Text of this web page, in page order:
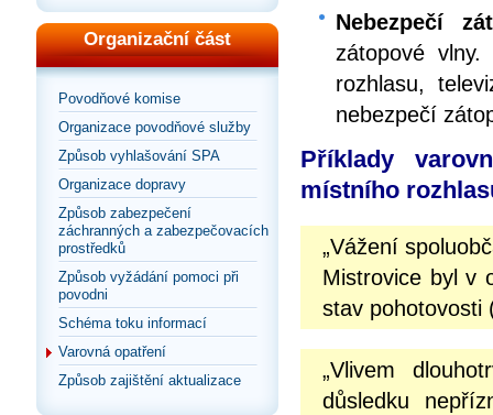
Organizační část
Povodňové komise
Organizace povodňové služby
Způsob vyhlašování SPA
Organizace dopravy
Způsob zabezpečení
záchranných a zabezpečovacích
prostředků
Způsob vyžádání pomoci při
povodni
Schéma toku informací
Varovná opatření
Způsob zajištění aktualizace
Nebezpečí
zátopové
rozhlasu,
nebezpečí
Příklady
místního
„Vážení
Mistrovice byl v
stav pohotovosti
„Vlivem
důsledku